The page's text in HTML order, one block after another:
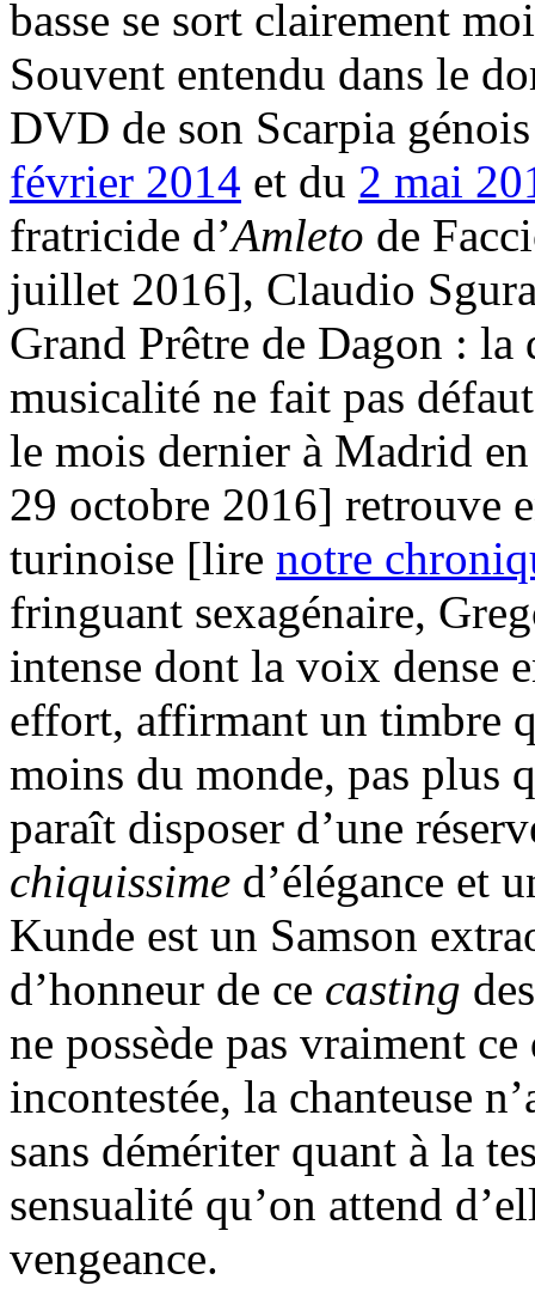
basse se sort clairement
Souvent entendu dans le
DVD de son Scarpia
février 2014 et du 2 mai
fratricide d’Amleto de
juillet 2016], Claudio
Grand Prêtre de Dagon :
musicalité ne fait pas
le mois dernier à Madrid
29 octobre 2016] retrouve
turinoise [lire notre
fringuant sexagénaire,
intense dont la voix dense
effort, affirmant un timbre
moins du monde, pas plus
paraît disposer d’une
chiquissime d’élégance et
Kunde est un Samson
d’honneur de ce casting
ne possède pas vraiment
incontestée, la chanteuse
sans démériter quant à la
sensualité qu’on attend
vengeance.